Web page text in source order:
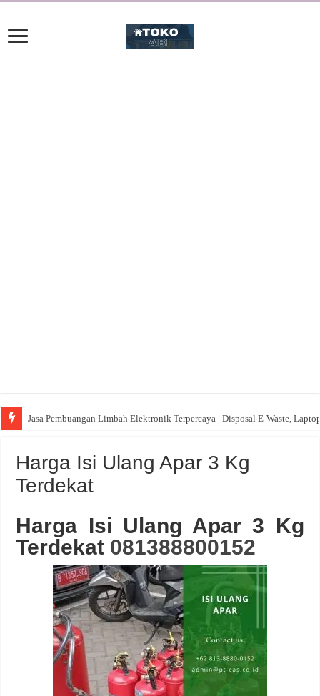
Jasa Pembuangan Limbah Elektronik Terpercaya | Disposal E-Waste,
Harga Isi Ulang Apar 3 Kg
Terdekat
Harga Isi Ulang Apar 3 Kg
Terdekat 081388800152